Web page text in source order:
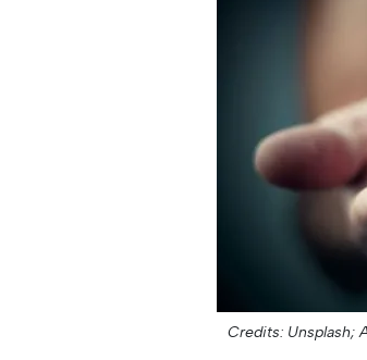
Credits: Unsplash;